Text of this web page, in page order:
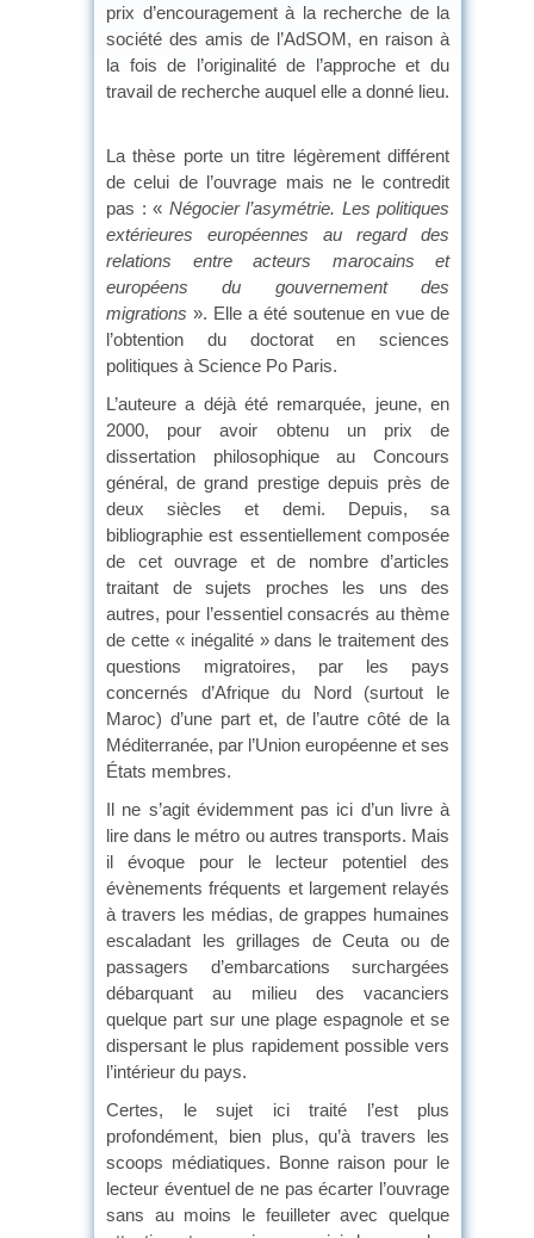
prix d’encouragement à la recherche de la
société des amis de l’AdSOM, en raison à
la fois de l’originalité de l’approche et du
travail de recherche auquel elle a donné lieu.
La thèse porte un titre légèrement différent
de celui de l’ouvrage mais ne le contredit
pas : « Négocier l’asymétrie. Les politiques
extérieures européennes au regard des
relations entre acteurs marocains et
européens du gouvernement des
migrations ». Elle a été soutenue en vue de
l’obtention du doctorat en sciences
politiques à Science Po Paris.
L’auteure a déjà été remarquée, jeune, en
2000, pour avoir obtenu un prix de
dissertation philosophique au Concours
général, de grand prestige depuis près de
deux siècles et demi. Depuis, sa
bibliographie est essentiellement composée
de cet ouvrage et de nombre d’articles
traitant de sujets proches les uns des
autres, pour l’essentiel consacrés au thème
de cette « inégalité » dans le traitement des
questions migratoires, par les pays
concernés d’Afrique du Nord (surtout le
Maroc) d’une part et, de l’autre côté de la
Méditerranée, par l’Union européenne et ses
États membres.
Il ne s’agit évidemment pas ici d’un livre à
lire dans le métro ou autres transports. Mais
il évoque pour le lecteur potentiel des
évènements fréquents et largement relayés
à travers les médias, de grappes humaines
escaladant les grillages de Ceuta ou de
passagers d’embarcations surchargées
débarquant au milieu des vacanciers
quelque part sur une plage espagnole et se
dispersant le plus rapidement possible vers
l’intérieur du pays.
Certes, le sujet ici traité l’est plus
profondément, bien plus, qu’à travers les
scoops médiatiques. Bonne raison pour le
lecteur éventuel de ne pas écarter l’ouvrage
sans au moins le feuilleter avec quelque